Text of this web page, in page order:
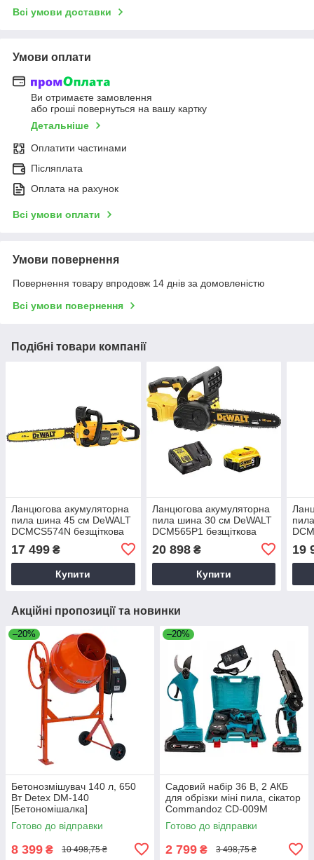
Всі умови доставки
Умови оплати
Ви отримаєте замовлення
або гроші повернуться на вашу картку
Детальніше
Оплатити частинами
Післяплата
Оплата на рахунок
Всі умови оплати
Умови повернення
Повернення товару впродовж 14 днів за домовленістю
Всі умови повернення
Подібні товари компанії
Ланцюгова акумуляторна
пила шина 45 см DeWALT
DCMCS574N безщіткова
17 499 ₴
Купити
Ланцюгова акумуляторна
пила шина 30 см DeWALT
DCM565P1 безщіткова
20 898₴
Купити
19
Акційні пропозиції та новинки
–20%
Бетонозмішувач 140 л, 650
Вт Detex DM-140
[Бетономішалка]
Готово до відправки
8 399 ₴ 10 498,75 ₴
–20%
Садовий набір 36 В, 2 АКБ
для обрізки міні пила, сікатор
Commandoz CD-009M
Готово до відправки
2 799 ₴ 3 498,75 ₴